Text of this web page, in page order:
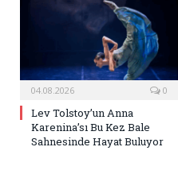
04.08.2026 0
Lev Tolstoy’un Anna
Karenina’sı Bu Kez Bale
Sahnesinde Hayat Buluyor